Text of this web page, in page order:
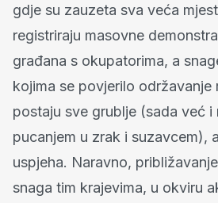
gdje su zauzeta sva veća
registriraju masovne
građana s okupatorima, a
kojima se povjerilo održavanje
postaju sve grublje (sada već i
pucanjem u zrak i suzavcem),
uspjeha. Naravno,
snaga tim krajevima, u okviru